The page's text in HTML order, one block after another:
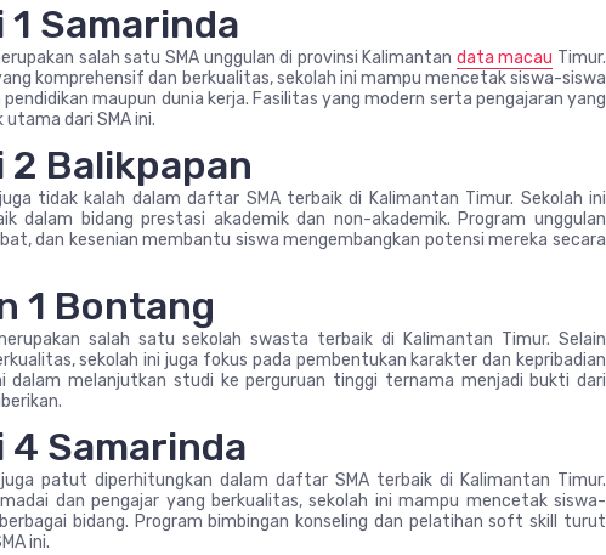
1 Samarinda
salah satu SMA unggulan di provinsi Kalimantan data macau Timur.
komprehensif dan berkualitas, sekolah ini mampu mencetak siswa-siswa
maupun dunia kerja. Fasilitas yang modern serta pengajaran yang
dari SMA ini.
2 Balikpapan
tidak kalah dalam daftar SMA terbaik di Kalimantan Timur. Sekolah ini
dalam bidang prestasi akademik dan non-akademik. Program unggulan
dan kesenian membantu siswa mengembangkan potensi mereka secara
1 Bontang
salah satu sekolah swasta terbaik di Kalimantan Timur. Selain
sekolah ini juga fokus pada pembentukan karakter dan kepribadian
dalam melanjutkan studi ke perguruan tinggi ternama menjadi bukti dari
4 Samarinda
patut diperhitungkan dalam daftar SMA terbaik di Kalimantan Timur.
dan pengajar yang berkualitas, sekolah ini mampu mencetak siswa-
bidang. Program bimbingan konseling dan pelatihan soft skill turut
ini.